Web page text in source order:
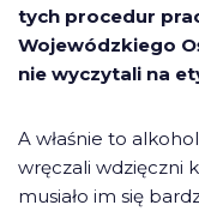
tych procedur
Wojewódzkiego
nie wyczytali na
A właśnie to
wręczali wdzięczni
musiało im się